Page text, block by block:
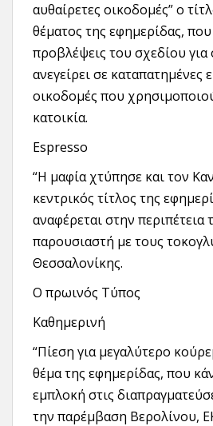
αυθαίρετες οικοδομές” ο
θέματος της εφημερίδας, που
προβλέψεις του σχεδίου
ανεγείρει σε καταπατημένες
οικοδομές που
κατοικία.
Espresso
“Η μαφία χτύπησε και τον
κεντρικός τίτλος της
αναφέρεται στην
παρουσιαστή με τους
Θεσσαλονίκης.
Ο πρωινός Τύπος
Καθημερινή
“Πίεση για μεγαλύτερο
θέμα της εφημερίδας, που
εμπλοκή στις
την παρέμβαση Βερολίνου,